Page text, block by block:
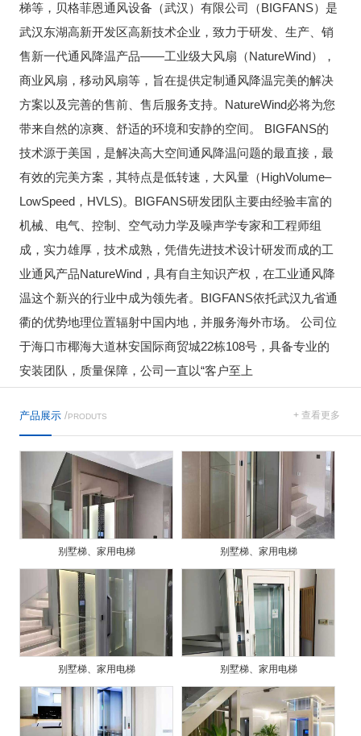
梯等，贝格菲恩通风设备（武汉）有限公司（BIGFANS）是
武汉东湖高新开发区高新技术企业，致力于研发、生产、销
售新一代通风降温产品——工业级大风扇（NatureWind），
商业风扇，移动风扇等，旨在提供定制通风降温完美的解决
方案以及完善的售前、售后服务支持。NatureWind必将为您
带来自然的凉爽、舒适的环境和安静的空间。 BIGFANS的
技术源于美国，是解决高大空间通风降温问题的最直接，最
有效的完美方案，其特点是低转速，大风量（HighVolume–
LowSpeed，HVLS)。BIGFANS研发团队主要由经验丰富的
机械、电气、控制、空气动力学及噪声学专家和工程师组
成，实力雄厚，技术成熟，凭借先进技术设计研发而成的工
业通风产品NatureWind，具有自主知识产权，在工业通风降
温这个新兴的行业中成为领先者。BIGFANS依托武汉九省通
衢的优势地理位置辐射中国内地，并服务海外市场。 公司位
于海口市椰海大道林安国际商贸城22栋108号，具备专业的
安装团队，质量保障，公司一直以“客户至上
产品展示 /PRODUTS + 查看更多
别墅梯、家用电梯 别墅梯、家用电梯
别墅梯、家用电梯 别墅梯、家用电梯